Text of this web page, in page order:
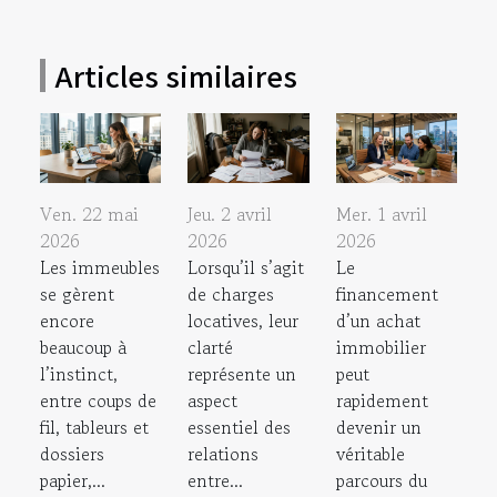
Articles similaires
Ven. 22 mai
2026
Les immeubles
se gèrent
encore
beaucoup à
l’instinct,
entre coups de
fil, tableurs et
dossiers
papier,...
Jeu. 2 avril
2026
Lorsqu’il s’agit
de charges
locatives, leur
clarté
représente un
aspect
essentiel des
relations
entre...
Mer. 1 avril
2026
Le
financement
d’un achat
immobilier
peut
rapidement
devenir un
véritable
parcours du